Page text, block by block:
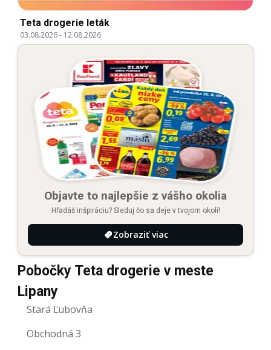
Teta drogerie leták
03.08.2026- 12.08.2026
Objavte to najlepšie z vášho okolia
Hľadáš inšpiráciu? Sleduj čo sa deje v tvojom okolí!
Zobraziť viac
Pobočky Teta drogerie v meste
Lipany
Stará Ľubovňa
Obchodná 3